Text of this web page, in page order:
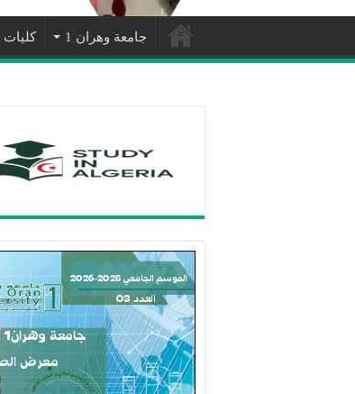
جامعة وهران 1 كليات